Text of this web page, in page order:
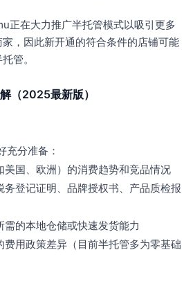
正在大力推广半托管模式以吸引更多
，因此新开通的符合条件的店铺可能
管。
（2025最新版）
充分准备：
美国、欧洲）的消费趋势和竞品情况
务登记证明、品牌授权书、产品质检报
的本地仓储或快速发货能力
费用政策差异（目前半托管多为零基础